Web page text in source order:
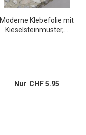
Moderne Klebefolie mit
Kieselsteinmuster,...
Nur CHF 5.95